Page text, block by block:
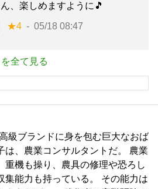
、楽しめますように🎵
★4 05/18 08:47
全て見る
級ブランドに身を包む巨大なおば
は、農業コンサルタントだ。 農業
重機も操り、農具の修理や恐ろし
集能力も持っている。 その能力は